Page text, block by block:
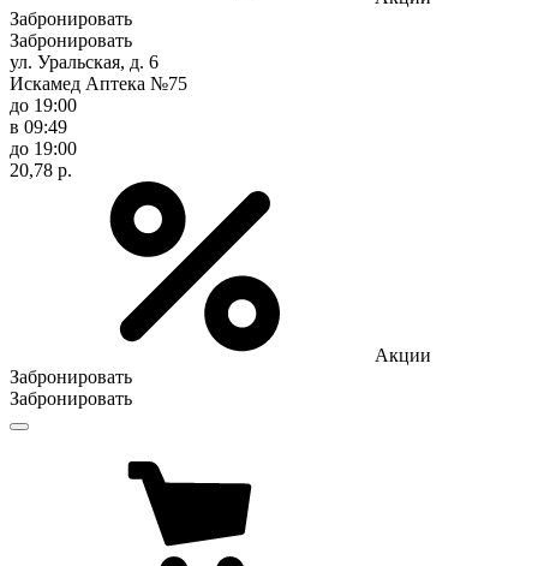
Забронировать
Забронировать
ул. Уральская, д. 6
Искамед Аптека №75
до 19:00
в 09:49
до 19:00
20,78 р.
Акции
Забронировать
Забронировать